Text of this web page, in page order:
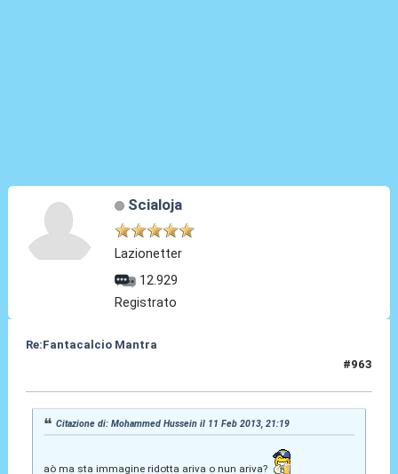
Scialoja
Lazionetter
12.929
Registrato
Re:Fantacalcio Mantra
#963
Citazione di: Mohammed Hussein il 11 Feb 2013, 21:19
aò ma sta immagine ridotta ariva o nun ariva?